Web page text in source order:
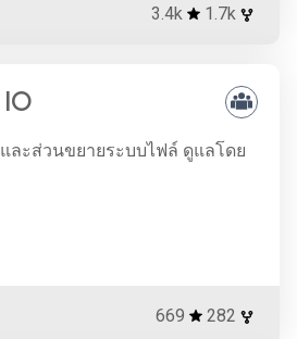
3.4k 1.7k
ละส่วนขยายระบบไฟล์ ดูแลโดย
669 282